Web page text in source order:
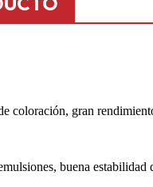
coloración, gran
buena